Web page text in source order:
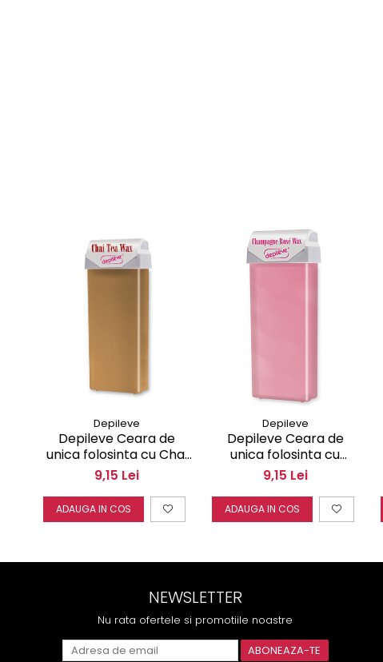
Depileve
Depileve Ceara de
unica folosinta cu Chai
Tea Wax 100 ml
9,15 Lei
ADAUGA IN COS
Depileve
Depileve Ceara de
unica folosinta cu
Champagne Rose Wax
100 ml
9,15 Lei
ADAUGA IN COS
NEWSLETTER
Nu rata ofertele si promotiile noastre